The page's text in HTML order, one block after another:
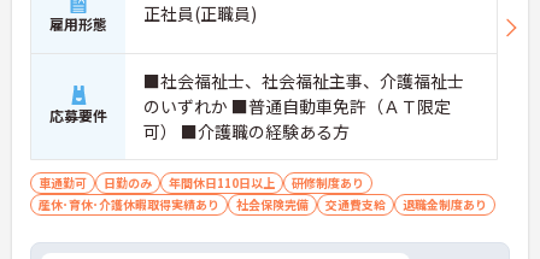
雇用形態 正社員(正職員)
応募要件
■社会福祉士、社会福祉主事、介護福祉士
のいずれか ■普通自動車免許（ＡＴ限定
可） ■介護職の経験ある方
車通勤可 日勤のみ 年間休日110日以上
研修制度あり
産休･育休･介護休暇取得実績あり
社会保険完備 交通費支給 退職金制度あり